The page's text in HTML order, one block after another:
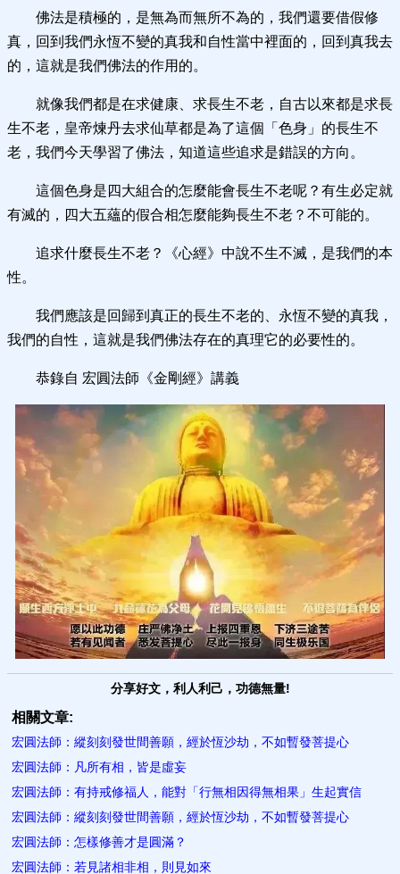
佛法是積極的，是無為而無所不為的，我們還要借假修
真，回到我們永恆不變的真我和自性當中裡面的，回到真我去
的，這就是我們佛法的作用的。
就像我們都是在求健康、求長生不老，自古以來都是求長
生不老，皇帝煉丹去求仙草都是為了這個「色身」的長生不
老，我們今天學習了佛法，知道這些追求是錯誤的方向。
這個色身是四大組合的怎麼能會長生不老呢？有生必定就
有滅的，四大五蘊的假合相怎麼能夠長生不老？不可能的。
追求什麼長生不老？《心經》中說不生不滅，是我們的本
性。
我們應該是回歸到真正的長生不老的、永恆不變的真我，
我們的自性，這就是我們佛法存在的真理它的必要性的。
恭錄自 宏圓法師《金剛經》講義
分享好文，利人利己，功德無量!
相關文章:
宏圓法師：縱刻刻發世間善願，經於恆沙劫，不如暫發菩提心
宏圓法師：凡所有相，皆是虛妄
宏圓法師：有持戒修福人，能對「行無相因得無相果」生起實信
宏圓法師：縱刻刻發世間善願，經於恆沙劫，不如暫發菩提心
宏圓法師：怎樣修善才是圓滿？
宏圓法師：若見諸相非相，則見如來